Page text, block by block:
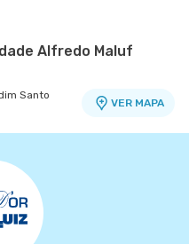
Alfredo Maluf
Santo
VER MAPA
- Unidade
Andre -
- Unidade Jk
nr. 180